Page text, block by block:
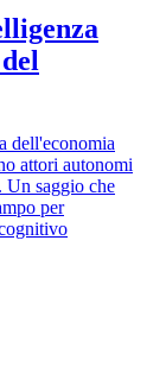
dell'economia
attori autonomi
Un saggio che
per